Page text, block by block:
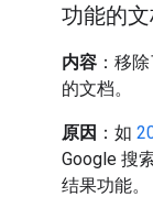
功能的
内容 ：移
的文档。
原因 ：如
Google 搜
结果功能。